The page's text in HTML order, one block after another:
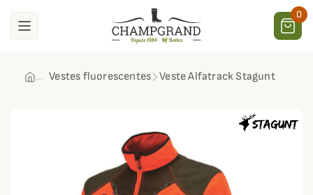
0
Vestes fluorescentes Veste Alfatrack Stagunt